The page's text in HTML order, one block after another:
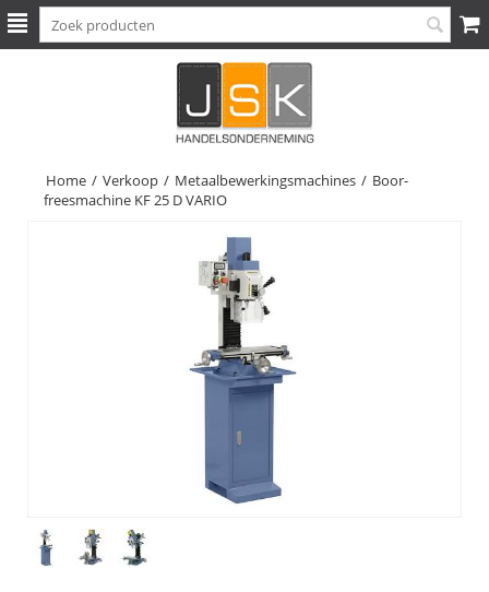
Home / Verkoop / Metaalbewerkingsmachines / Boor-
freesmachine KF 25 D VARIO